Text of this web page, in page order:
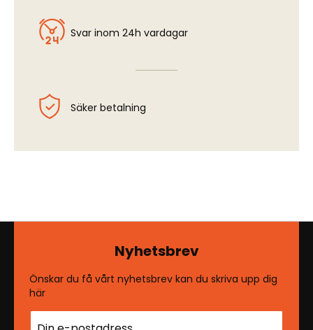
Svar inom 24h vardagar
Säker betalning
Nyhetsbrev
Önskar du få vårt nyhetsbrev kan du skriva upp dig
här